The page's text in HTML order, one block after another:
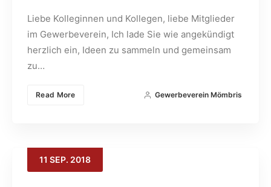
Liebe Kolleginnen und Kollegen, liebe Mitglieder
im Gewerbeverein, Ich lade Sie wie angekündigt
herzlich ein, Ideen zu sammeln und gemeinsam
zu…
Read More Gewerbeverein Mömbris
11 SEP. 2018